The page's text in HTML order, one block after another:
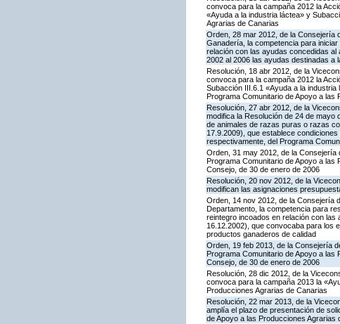
convoca para la campaña 2012 la
«Ayuda a la industria láctea» y
Agrarias de Canarias
Orden, 28 mar 2012, de la Consejería
Ganadería, la competencia para
relación con las ayudas concedidas al
2002 al 2006 las ayudas destinadas a
Resolución, 18 abr 2012, de la
convoca para la campaña 2012 la
Subacción III.6.1 «Ayuda a la
Programa Comunitario de Apoyo a
Resolución, 27 abr 2012, de la
modifica la Resolución de 24 de mayo
de animales de razas puras o razas
17.9.2009), que establece
respectivamente, del Programa
Orden, 31 may 2012, de la Consejería
Programa Comunitario de Apoyo a
Consejo, de 30 de enero de 2006
Resolución, 20 nov 2012, de la
modifican las asignaciones
Orden, 14 nov 2012, de la Consejería
Departamento, la competencia para
reintegro incoados en relación con las
16.12.2002), que convocaba para los
productos ganaderos de calidad
Orden, 19 feb 2013, de la Consejería
Programa Comunitario de Apoyo a
Consejo, de 30 de enero de 2006
Resolución, 28 dic 2012, de la
convoca para la campaña 2013 la
Producciones Agrarias de Canarias
Resolución, 22 mar 2013, de la
amplía el plazo de presentación de
de Apoyo a las Producciones Agrarias